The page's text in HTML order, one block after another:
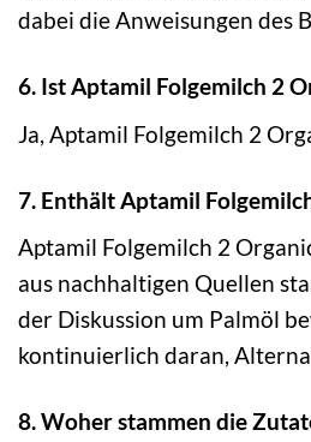
dabei die Anweisungen des
6. Ist Aptamil Folgemilch 2
Ja, Aptamil Folgemilch 2
7. Enthält Aptamil
Aptamil Folgemilch 2
aus nachhaltigen Quellen
der Diskussion um Palmöl
kontinuierlich daran,
8. Woher stammen die